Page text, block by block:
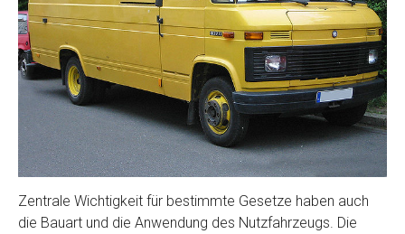
Zentrale Wichtigkeit für bestimmte Gesetze haben auch
die Bauart und die Anwendung des Nutzfahrzeugs. Die